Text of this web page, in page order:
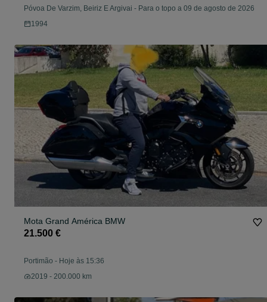
Póvoa De Varzim, Beiriz E Argivai - Para o topo a 09 de agosto de 2026
1994
Mota Grand América BMW
21.500 €
Portimão - Hoje às 15:36
2019 - 200.000 km